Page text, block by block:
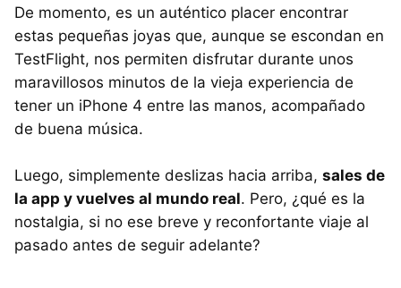
De momento, es un auténtico placer encontrar
estas pequeñas joyas que, aunque se escondan en
TestFlight, nos permiten disfrutar durante unos
maravillosos minutos de la vieja experiencia de
tener un iPhone 4 entre las manos, acompañado
de buena música.
Luego, simplemente deslizas hacia arriba, sales de
la app y vuelves al mundo real. Pero, ¿qué es la
nostalgia, si no ese breve y reconfortante viaje al
pasado antes de seguir adelante?